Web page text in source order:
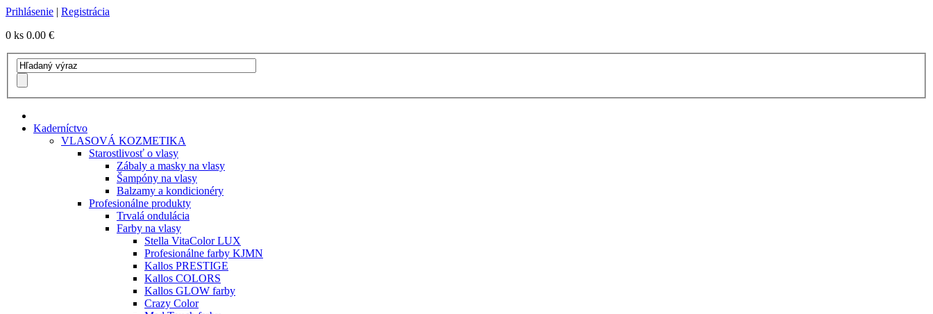
Prihlásenie | Registrácia
0 ks 0.00 €
Kaderníctvo
VLASOVÁ KOZMETIKA
Starostlivosť o vlasy
Zábaly a masky na vlasy
Šampóny na vlasy
Balzamy a kondicionéry
Profesionálne produkty
Trvalá ondulácia
Farby na vlasy
Stella VitaColor LUX
Profesionálne farby KJMN
Kallos PRESTIGE
Kallos COLORS
Kallos GLOW farby
Crazy Color